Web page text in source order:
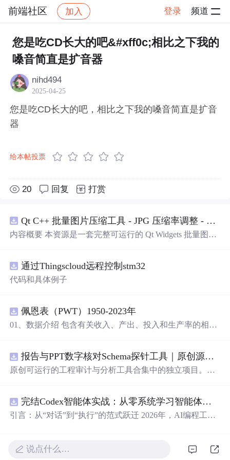
前端社区 加入 登录 频道
社区 前端社区 感慨 帖子详情
您是吃CD长大的吧&#xff0c;相比之下我的
嗓音简直是扩音器
nihd494
2025-04-25
您是吃CD长大的吧，相比之下我的嗓音简直是扩音
器
给本帖投票
20 回复 打赏
Qt C++ 批量图片压缩工具 - JPG 压缩率调整 - 批量修改分辨率 - 本地图片批处理（源码）
内容概要 本资源是一套完整可运行的 Qt Widgets 批量图片
张图片、直接读取整个文件夹内所有 JPG/PNG 图像，可自
定义输出图片分辨率、调节 JPG0~100 区间压缩质量，自
观展示压缩效果。 适用人群 Qt/C++ 零基础初学者，学习
QImage 图像绘图、文件目录遍历、UI 交互开发； 需要本
地批量处理图片的办公、设计、自媒体从业者； 想要学习
习者。 使用场景 自媒体批量压缩配图，降低图片体积节省
上传流量； 摄影、设计批量统一图片尺寸，批量轻量化相
册图片； 程序开发学习：QFileDialog 文件选择、QDir 文
环界面防卡顿、文件大小格式化转换全套 Qt 图像开发实战
案例。 工具核心功能清单 双模式导入图片：手动多选单张
图片 / 一键读取整个文件夹全部图片； 自定义输出宽高分
小； 自定义输出保存目录，批量生成压缩后的图片文件；
通过Thingscloud远程控制stm32
代码和具体例子
佩恩表（PWT）1950-2023年
01、数据介绍 包含有关收入、产出、投入和生产率的相对
翻译使用说明，英文原版使用说明。 数据名称：佩恩表
（PWT） 数据年份：1950-2023年
报告与PPT数字核对Schema探针工具｜原创源码+测试+离线报告
原创可运行的工程审计与分析工具合集中的独立项目。每
VG 报告、1080×720 运行效果图、README、运行说明、
MIT License 与原创授权声明。零第三方运行依赖，不包含
教学演示与二次开发。运行方法：Node.js 18+ 下执行 npm
test 与 npm run report，或启动静态服务器打开 index.html。
完结Codex智能体实战：从零系统学习智能体应用
引言：从“对话”到“执行”的范式跃迁 2026年，AI编程工具
运行——AI是“顾问”，而我们是“执行者”。如今，以Open
说点什么…